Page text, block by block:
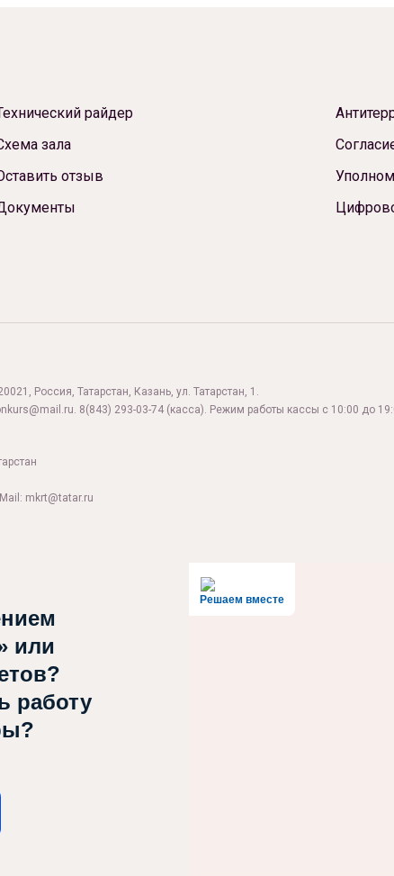
райдер
зала
отзыв
Россия, Татарстан, Казань, ул. Татарстан, 1.
. 8(843) 293-03-74 (касса). Режим работы кассы с 10:00 до
mkrt@tatar.ru
Решаем вместе
или
работу